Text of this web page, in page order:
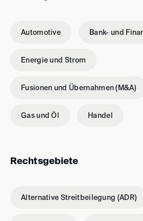
Automotive Bank- und
Energie und Strom
Fusionen und Übernahmen (M&A)
Gas und Öl Handel
Rechtsgebiete
Alternative Streitbeilegung (ADR)